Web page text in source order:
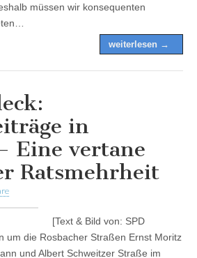
müssen wir konsequenten
weiterlesen →
in
Eine vertane
Ratsmehrheit
[Text & Bild von: SPD
um die Rosbacher Straßen Ernst Moritz
und Albert Schweitzer Straße im